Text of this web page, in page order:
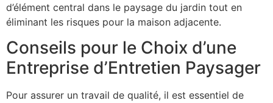
d’élément central dans le paysage du jardin tout en
éliminant les risques pour la maison adjacente.
Conseils pour le Choix d’une
Entreprise d’Entretien Paysager
Pour assurer un travail de qualité, il est essentiel de